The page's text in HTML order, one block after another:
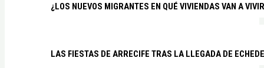
¿LOS NUEVOS MIGRANTES EN QUÉ VIVIENDAS VAN A
LAS FIESTAS DE ARRECIFE TRAS LA LLEGADA DE